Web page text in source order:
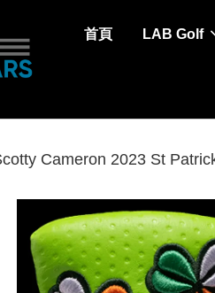
首頁 LAB Golf
Cameron 2023 St